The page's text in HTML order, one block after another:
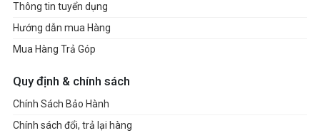
M key, type 2280 PCIe 4.0
- 4 x SATA 6Gb/s connectors
Thông tin tuyển dụng
Hướng dẫn mua Hàng
Mua Hàng Trả Góp
Quy định & chính sách
Chính Sách Bảo Hành
Chính sách đổi, trả lại hàng